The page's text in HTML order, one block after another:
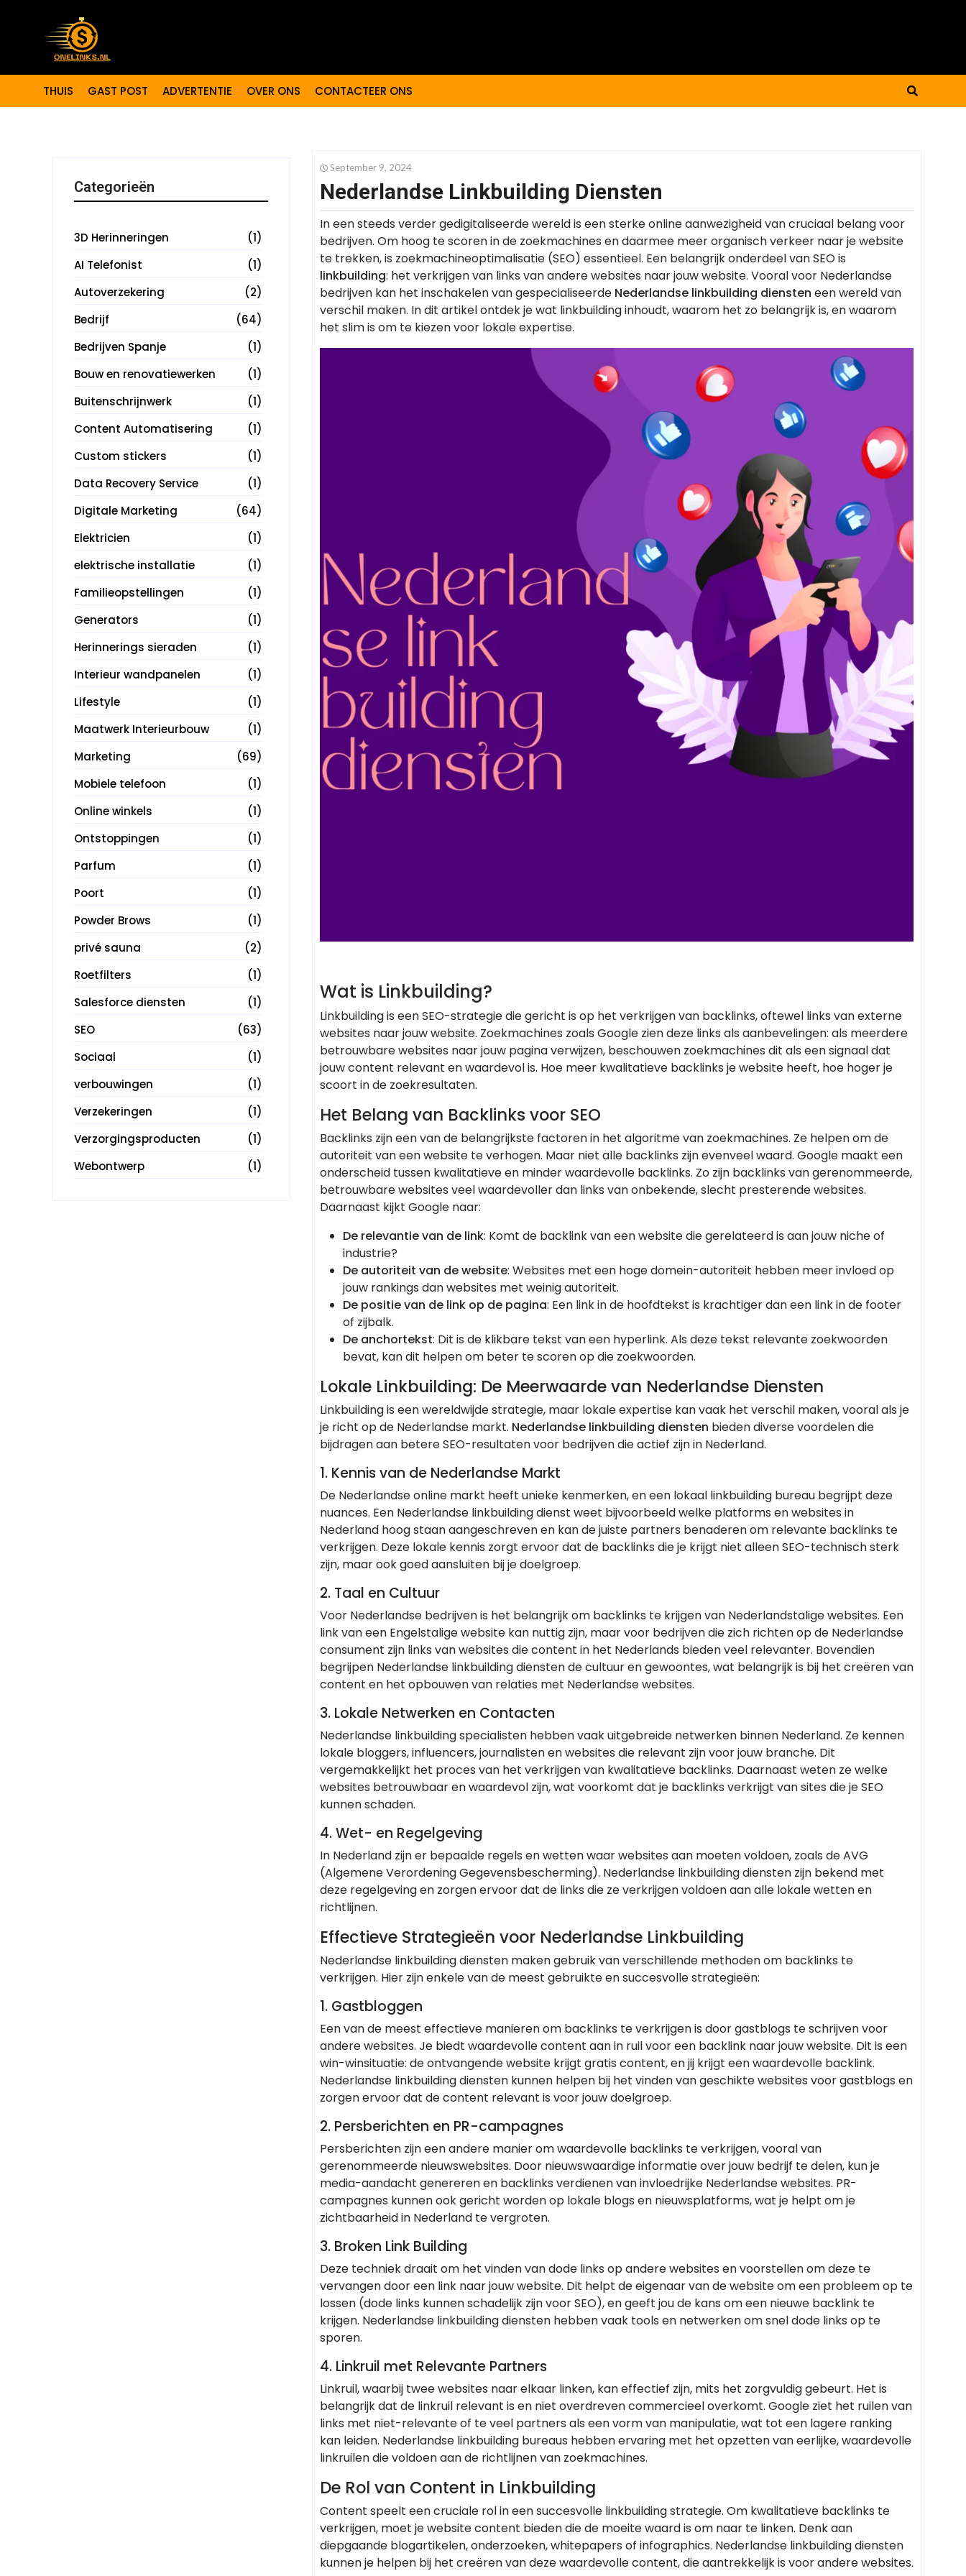
THUIS GAST POST ADVERTENTIE OVER ONS CONTACTEER ONS
Categorieën
3D Herinneringen
(1)
AI Telefonist
(1)
Autoverzekering
(2)
Bedrijf
(64)
Bedrijven Spanje
(1)
Bouw en renovatiewerken
(1)
Buitenschrijnwerk
(1)
Content Automatisering
(1)
Custom stickers
(1)
Data Recovery Service
(1)
Digitale Marketing
(64)
Elektricien
(1)
elektrische installatie
(1)
Familieopstellingen
(1)
Generators
(1)
Herinnerings sieraden
(1)
Interieur wandpanelen
(1)
Lifestyle
(1)
Maatwerk Interieurbouw
(1)
Marketing
(69)
Mobiele telefoon
(1)
Online winkels
(1)
Ontstoppingen
(1)
Parfum
(1)
Poort
(1)
Powder Brows
(1)
privé sauna
(2)
Roetfilters
(1)
Salesforce diensten
(1)
SEO
(63)
Sociaal
(1)
verbouwingen
(1)
Verzekeringen
(1)
Verzorgingsproducten
(1)
Webontwerp
(1)
September 9, 2024
Nederlandse Linkbuilding Diensten
In een steeds verder gedigitaliseerde wereld is een sterke online aanwezigheid van cruciaal belang voor
bedrijven. Om hoog te scoren in de zoekmachines en daarmee meer organisch verkeer naar je website
te trekken, is zoekmachineoptimalisatie (SEO) essentieel. Een belangrijk onderdeel van SEO is
linkbuilding: het verkrijgen van links van andere websites naar jouw website. Vooral voor Nederlandse
bedrijven kan het inschakelen van gespecialiseerde Nederlandse linkbuilding diensten een wereld van
verschil maken. In dit artikel ontdek je wat linkbuilding inhoudt, waarom het zo belangrijk is, en waarom
het slim is om te kiezen voor lokale expertise.
Wat is Linkbuilding?
Linkbuilding is een SEO-strategie die gericht is op het verkrijgen van backlinks, oftewel links van externe
websites naar jouw website. Zoekmachines zoals Google zien deze links als aanbevelingen: als meerdere
betrouwbare websites naar jouw pagina verwijzen, beschouwen zoekmachines dit als een signaal dat
jouw content relevant en waardevol is. Hoe meer kwalitatieve backlinks je website heeft, hoe hoger je
scoort in de zoekresultaten.
Het Belang van Backlinks voor SEO
Backlinks zijn een van de belangrijkste factoren in het algoritme van zoekmachines. Ze helpen om de
autoriteit van een website te verhogen. Maar niet alle backlinks zijn evenveel waard. Google maakt een
onderscheid tussen kwalitatieve en minder waardevolle backlinks. Zo zijn backlinks van gerenommeerde,
betrouwbare websites veel waardevoller dan links van onbekende, slecht presterende websites.
Daarnaast kijkt Google naar:
De relevantie van de link: Komt de backlink van een website die gerelateerd is aan jouw niche of
industrie?
De autoriteit van de website: Websites met een hoge domein-autoriteit hebben meer invloed op
jouw rankings dan websites met weinig autoriteit.
De positie van de link op de pagina: Een link in de hoofdtekst is krachtiger dan een link in de footer
of zijbalk.
De anchortekst: Dit is de klikbare tekst van een hyperlink. Als deze tekst relevante zoekwoorden
bevat, kan dit helpen om beter te scoren op die zoekwoorden.
Lokale Linkbuilding: De Meerwaarde van Nederlandse Diensten
Linkbuilding is een wereldwijde strategie, maar lokale expertise kan vaak het verschil maken, vooral als je
je richt op de Nederlandse markt. Nederlandse linkbuilding diensten bieden diverse voordelen die
bijdragen aan betere SEO-resultaten voor bedrijven die actief zijn in Nederland.
1. Kennis van de Nederlandse Markt
De Nederlandse online markt heeft unieke kenmerken, en een lokaal linkbuilding bureau begrijpt deze
nuances. Een Nederlandse linkbuilding dienst weet bijvoorbeeld welke platforms en websites in
Nederland hoog staan aangeschreven en kan de juiste partners benaderen om relevante backlinks te
verkrijgen. Deze lokale kennis zorgt ervoor dat de backlinks die je krijgt niet alleen SEO-technisch sterk
zijn, maar ook goed aansluiten bij je doelgroep.
2. Taal en Cultuur
Voor Nederlandse bedrijven is het belangrijk om backlinks te krijgen van Nederlandstalige websites. Een
link van een Engelstalige website kan nuttig zijn, maar voor bedrijven die zich richten op de Nederlandse
consument zijn links van websites die content in het Nederlands bieden veel relevanter. Bovendien
begrijpen Nederlandse linkbuilding diensten de cultuur en gewoontes, wat belangrijk is bij het creëren van
content en het opbouwen van relaties met Nederlandse websites.
3. Lokale Netwerken en Contacten
Nederlandse linkbuilding specialisten hebben vaak uitgebreide netwerken binnen Nederland. Ze kennen
lokale bloggers, influencers, journalisten en websites die relevant zijn voor jouw branche. Dit
vergemakkelijkt het proces van het verkrijgen van kwalitatieve backlinks. Daarnaast weten ze welke
websites betrouwbaar en waardevol zijn, wat voorkomt dat je backlinks verkrijgt van sites die je SEO
kunnen schaden.
4. Wet- en Regelgeving
In Nederland zijn er bepaalde regels en wetten waar websites aan moeten voldoen, zoals de AVG
(Algemene Verordening Gegevensbescherming). Nederlandse linkbuilding diensten zijn bekend met
deze regelgeving en zorgen ervoor dat de links die ze verkrijgen voldoen aan alle lokale wetten en
richtlijnen.
Effectieve Strategieën voor Nederlandse Linkbuilding
Nederlandse linkbuilding diensten maken gebruik van verschillende methoden om backlinks te
verkrijgen. Hier zijn enkele van de meest gebruikte en succesvolle strategieën:
1. Gastbloggen
Een van de meest effectieve manieren om backlinks te verkrijgen is door gastblogs te schrijven voor
andere websites. Je biedt waardevolle content aan in ruil voor een backlink naar jouw website. Dit is een
win-winsituatie: de ontvangende website krijgt gratis content, en jij krijgt een waardevolle backlink.
Nederlandse linkbuilding diensten kunnen helpen bij het vinden van geschikte websites voor gastblogs en
zorgen ervoor dat de content relevant is voor jouw doelgroep.
2. Persberichten en PR-campagnes
Persberichten zijn een andere manier om waardevolle backlinks te verkrijgen, vooral van
gerenommeerde nieuwswebsites. Door nieuwswaardige informatie over jouw bedrijf te delen, kun je
media-aandacht genereren en backlinks verdienen van invloedrijke Nederlandse websites. PR-
campagnes kunnen ook gericht worden op lokale blogs en nieuwsplatforms, wat je helpt om je
zichtbaarheid in Nederland te vergroten.
3. Broken Link Building
Deze techniek draait om het vinden van dode links op andere websites en voorstellen om deze te
vervangen door een link naar jouw website. Dit helpt de eigenaar van de website om een probleem op te
lossen (dode links kunnen schadelijk zijn voor SEO), en geeft jou de kans om een nieuwe backlink te
krijgen. Nederlandse linkbuilding diensten hebben vaak tools en netwerken om snel dode links op te
sporen.
4. Linkruil met Relevante Partners
Linkruil, waarbij twee websites naar elkaar linken, kan effectief zijn, mits het zorgvuldig gebeurt. Het is
belangrijk dat de linkruil relevant is en niet overdreven commercieel overkomt. Google ziet het ruilen van
links met niet-relevante of te veel partners als een vorm van manipulatie, wat tot een lagere ranking
kan leiden. Nederlandse linkbuilding bureaus hebben ervaring met het opzetten van eerlijke, waardevolle
linkruilen die voldoen aan de richtlijnen van zoekmachines.
De Rol van Content in Linkbuilding
Content speelt een cruciale rol in een succesvolle linkbuilding strategie. Om kwalitatieve backlinks te
verkrijgen, moet je website content bieden die de moeite waard is om naar te linken. Denk aan
diepgaande blogartikelen, onderzoeken, whitepapers of infographics. Nederlandse linkbuilding diensten
kunnen je helpen bij het creëren van deze waardevolle content, die aantrekkelijk is voor andere websites.